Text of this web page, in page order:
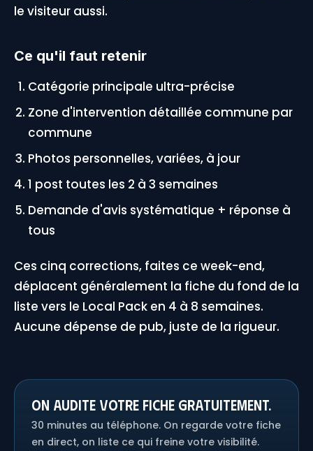
le visiteur aussi.
Ce qu'il faut retenir
Catégorie principale ultra-précise
Zone d'intervention détaillée commune par
commune
Photos personnelles, variées, à jour
1 post toutes les 2 à 3 semaines
Demande d'avis systématique + réponse à
tous
Ces cinq corrections, faites ce week-end,
déplacent généralement la fiche du fond de la
liste vers le Local Pack en 4 à 8 semaines.
Aucune dépense de pub, juste de la rigueur.
On audite votre fiche gratuitement.
30 minutes au téléphone. On regarde votre fiche
en direct, on liste ce qui freine votre visibilité.